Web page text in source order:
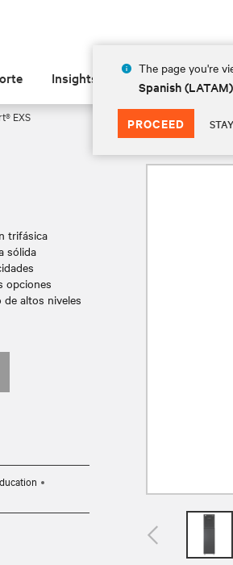
The page you're
Spanish (LATAM)
PROCEED
Insights Acerca de
EXS
trifásica
sólida
opciones
altos niveles